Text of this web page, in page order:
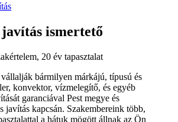
ismertető
20 év tapasztalat
bármilyen márkájú, típusú és
konvektor, vízmelegítő, és egyéb
garanciával Pest megye és
javítás kapcsán. Szakembereink több,
a hátuk mögött állnak az Ön